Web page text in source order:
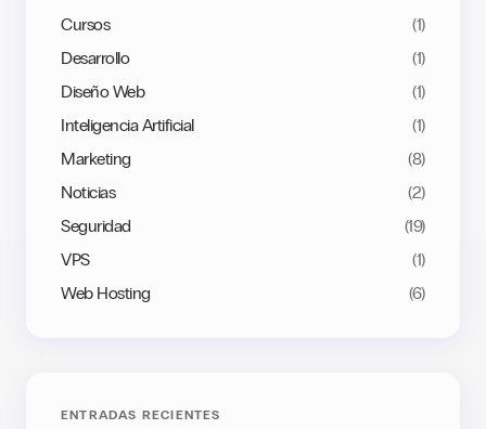
Cursos
(1)
Desarrollo
(1)
Diseño Web
(1)
Inteligencia Artificial
(1)
Marketing
(8)
Noticias
(2)
Seguridad
(19)
VPS
(1)
Web Hosting
(6)
ENTRADAS RECIENTES